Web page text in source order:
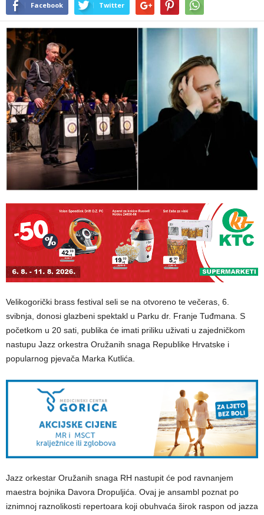
Facebook Twitter
Velikogorički brass festival seli se na otvoreno te večeras, 6.
svibnja, donosi glazbeni spektakl u Parku dr. Franje Tuđmana. S
početkom u 20 sati, publika će imati priliku uživati u zajedničkom
nastupu Jazz orkestra Oružanih snaga Republike Hrvatske i
popularnog pjevača Marka Kutlića.
Jazz orkestar Oružanih snaga RH nastupit će pod ravnanjem
maestra bojnika Davora Dropuljića. Ovaj je ansambl poznat po
iznimnoj raznolikosti repertoara koji obuhvaća širok raspon od jazza